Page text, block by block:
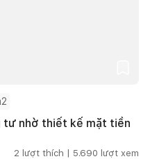
tư nhờ thiết kế mặt tiền
2 lượt thích | 5.690 lượt xem